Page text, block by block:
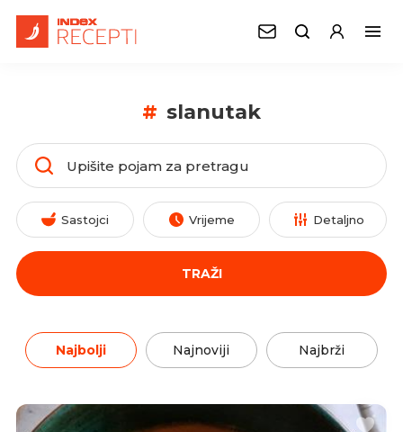
# slanutak
Sastojci Vrijeme Detaljno
TRAŽI
Najbolji Najnoviji Najbrži